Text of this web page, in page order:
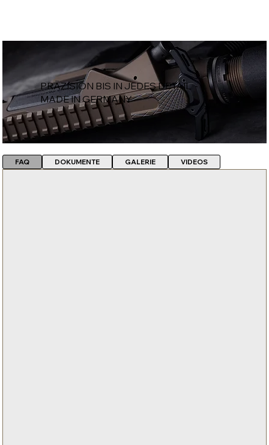
PRÄZISION BIS IN JEDES DETAIL -
MADE IN GERMANY
FAQ DOKUMENTE GALERIE VIDEOS